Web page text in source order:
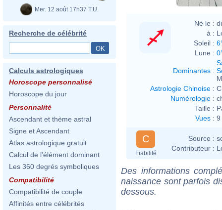
Mer. 12 août 17h37 T.U.
Recherche de célébrité
Calculs astrologiques
Horoscope personnalisé
Horoscope du jour
Personnalité
Ascendant et thème astral
Signe et Ascendant
Atlas astrologique gratuit
Calcul de l'élément dominant
Les 360 degrés symboliques
Compatibilité
Compatibilité de couple
Affinités entre célébrités
Né le :
à :
Soleil :
Lune :
Dominantes :
Astrologie Chinoise :
Numérologie :
Taille :
Vues : 9
C
Fiabilité
Source :
Contributeur :
Des informations
naissance sont parfois
dessous.